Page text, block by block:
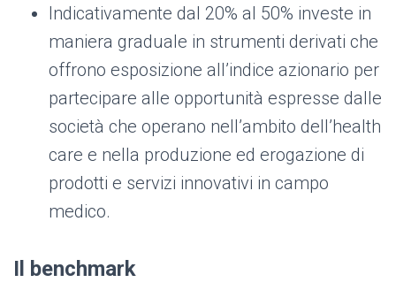
Indicativamente dal 20% al 50% investe in
maniera graduale in strumenti derivati che
offrono esposizione all’indice azionario per
partecipare alle opportunità espresse dalle
società che operano nell’ambito dell’health
care e nella produzione ed erogazione di
prodotti e servizi innovativi in campo
medico.
Il benchmark